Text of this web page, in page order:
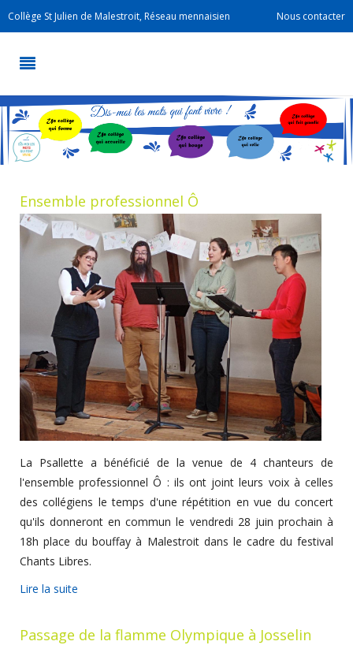
Collège St Julien de Malestroit, Réseau mennaisien Nous contacter
Ensemble professionnel Ô
La Psallette a bénéficié de la venue de 4 chanteurs de
l'ensemble professionnel Ô : ils ont joint leurs voix à celles
des collégiens le temps d'une répétition en vue du concert
qu'ils donneront en commun le vendredi 28 juin prochain à
18h place du bouffay à Malestroit dans le cadre du festival
Chants Libres.
Lire la suite
Passage de la flamme Olympique à Josselin